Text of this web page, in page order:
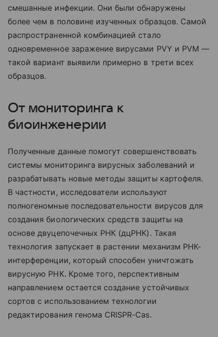
смешанные инфекции. Они были обнаружены
более чем в половине изученных образцов. Самой
распространенной комбинацией стало
одновременное заражение вирусами PVY и PVM —
такой вариант выявили примерно в трети всех
образцов.
От мониторинга к
биоинженерии
Полученные данные помогут совершенствовать
системы мониторинга вирусных заболеваний и
разрабатывать новые методы защиты картофеля.
В частности, исследователи используют
полногеномные последовательности вирусов для
создания биологических средств защиты на
основе двуцепочечных РНК (дцРНК). Такая
технология запускает в растении механизм РНК-
интерференции, который способен уничтожать
вирусную РНК. Кроме того, перспективным
направлением остается создание устойчивых
сортов с использованием технологии
редактирования генома CRISPR-Cas.